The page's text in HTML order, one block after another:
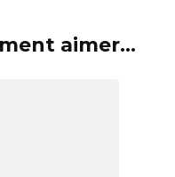
aimer...